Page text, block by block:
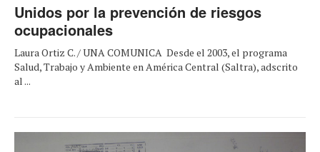
Unidos por la prevención de riesgos
ocupacionales
Laura Ortiz C. / UNA COMUNICA Desde el 2003, el programa
Salud, Trabajo y Ambiente en América Central (Saltra), adscrito
al ...